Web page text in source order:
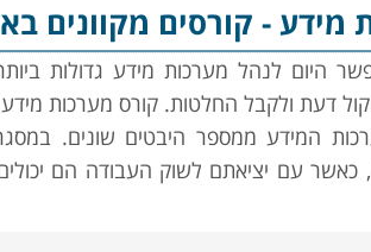
מידע- קורסים מקוונים
היום לנהל מערכות מידע גדולות
דעת ולקבל החלטות. קורס מערכות
המידע ממספר היבטים שונים.
כאשר עם יציאתם לשוק העבודה הם